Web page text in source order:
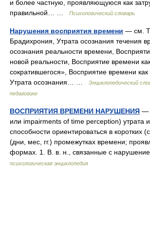
и более частную, проявляющуюся как
правильной… …
Психологический словарь
Нарушения восприятия времени — см.
Брадихрония, Утрата осознания течения
осознания реальности времени,
новой реальности, Восприятие времени
сократившегося», Восприятие времени как
Утрата осознания… …
Энциклопедический
педагогике
ВОСПРИЯТИЯ ВРЕМЕНИ НАРУШЕНИЯ —
или impairments of time perception) утрата
способности ориентироваться в коротких
(дни, мес, гг.) промежутках времени;
формах. 1. В. в. н., связанные с
психологическая энциклопедия